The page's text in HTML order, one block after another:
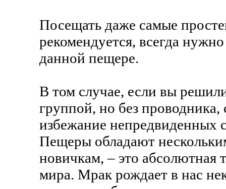
Посещать даже самые
рекомендуется, всегда
данной пещере.
В том случае, если вы
группой, но без проводника,
избежание непредвиденных
Пещеры обладают
новичкам, – это абсолютная
мира. Мрак рождает в нас